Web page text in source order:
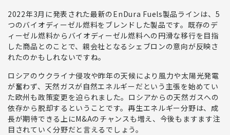
2022年3月に発表された最新のEnDura Fuels製品ラインは、5
つのバイオディーゼル燃料をブレンドした製品です。既存のデ
ィーゼル燃料からバイオディーゼル燃料への円滑な移行を目指
した商品とのことで、親会社となるシェブロンの意向が反映さ
れたのかもしれないですね。
ロシアのウクライナ侵攻や昨年の天候により風力や太陽光発電
が奮わず、天然ガスが自然エネルギーだという主張を始めてい
た欧州も政策変更を迫られました。ロシアからの天然ガスへの
依存から脱却するということです。再生エネルギー分野は、成
長が期待できる上にM&Aのチャンスも増え、今後もますます注
目されていく分野だと言えるでしょう。